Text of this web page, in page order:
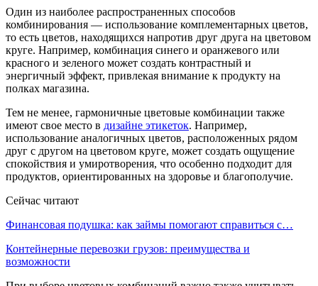
Один из наиболее распространенных способов
комбинирования — использование комплементарных цветов,
то есть цветов, находящихся напротив друг друга на цветовом
круге. Например, комбинация синего и оранжевого или
красного и зеленого может создать контрастный и
энергичный эффект, привлекая внимание к продукту на
полках магазина.
Тем не менее, гармоничные цветовые комбинации также
имеют свое место в дизайне этикеток. Например,
использование аналогичных цветов, расположенных рядом
друг с другом на цветовом круге, может создать ощущение
спокойствия и умиротворения, что особенно подходит для
продуктов, ориентированных на здоровье и благополучие.
Сейчас читают
Финансовая подушка: как займы помогают справиться с…
Контейнерные перевозки грузов: преимущества и
возможности